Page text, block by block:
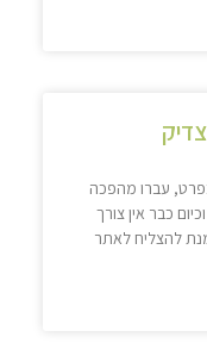
עברו מהפכה
כבר אין צורך
להצליח לאתר